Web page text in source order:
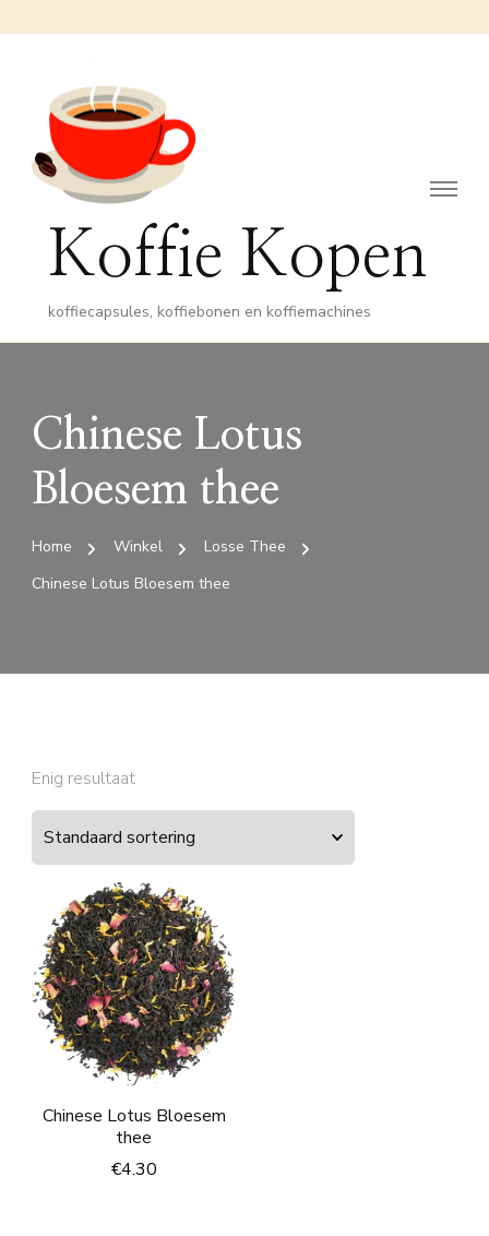
Koffie Kopen
koffiecapsules, koffiebonen en koffiemachines
Chinese Lotus
Bloesem thee
Home Winkel
Losse Thee
Chinese Lotus Bloesem thee
Enig resultaat
Chinese Lotus Bloesem
thee
€4.30